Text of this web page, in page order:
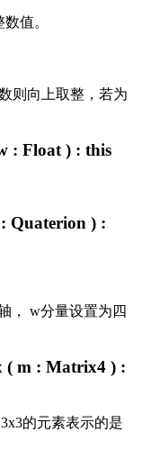
值。
则向上取整，若为
: Float ) : this
Quaterion ) :
， w分量设置为四
( m : Matrix4 ) :
的元素表示的是